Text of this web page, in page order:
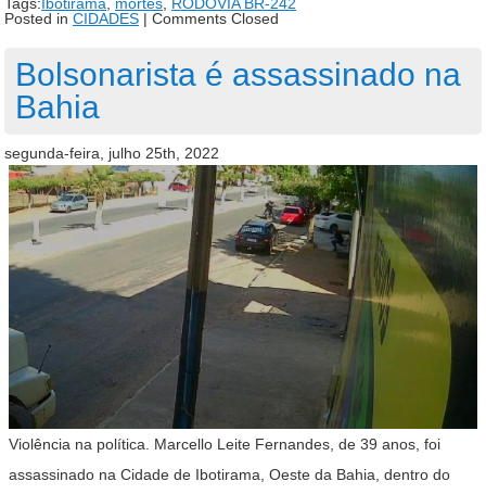
Posted in CIDADES | Comments Closed
Bolsonarista é assassinado na
Bahia
segunda-feira, julho 25th, 2022
Violência na política. Marcello Leite Fernandes, de 39 anos, foi
assassinado na Cidade de Ibotirama, Oeste da Bahia, dentro do